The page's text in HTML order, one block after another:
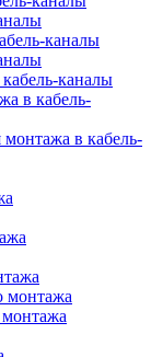
каналы
каналы
в кабель-
в кабель-
монтажа